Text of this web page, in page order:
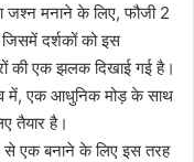
मनाने के लिए, फौजी 2
दर्शकों को इस
की एक झलक दिखाई गई है।
में, एक आधुनिक मोड़ के साथ
तैयार है।
से एक बनाने के लिए इस तरह